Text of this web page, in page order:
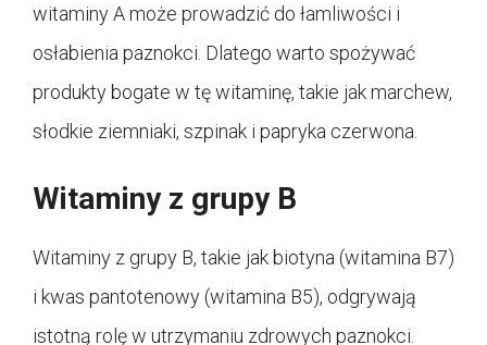
witaminy A może prowadzić do łamliwości i
osłabienia paznokci. Dlatego warto spożywać
produkty bogate w tę witaminę, takie jak marchew,
słodkie ziemniaki, szpinak i papryka czerwona.
Witaminy z grupy B
Witaminy z grupy B, takie jak biotyna (witamina B7)
i kwas pantotenowy (witamina B5), odgrywają
istotną rolę w utrzymaniu zdrowych paznokci.